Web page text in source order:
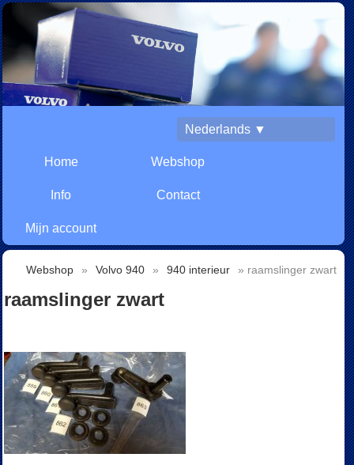
Nederlands ▼
Home Webshop
Info Contact
Mijn account
Webshop » Volvo 940 » 940 interieur » raamslinger zwart
raamslinger zwart